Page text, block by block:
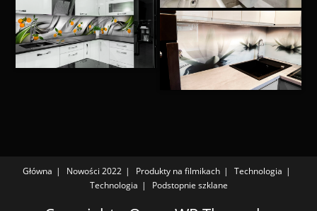
Główna Nowości 2022 Produkty na filmikach
Technologia
Technologia
Podstopnie szklane